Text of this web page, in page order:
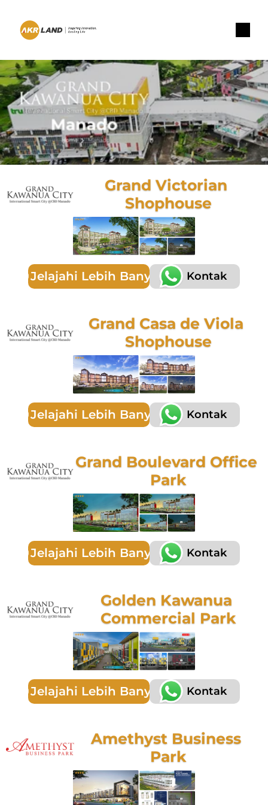
Grand Victorian
Shophouse
Jelajahi Lebih Banyak Kontak
Grand Casa de Viola
Shophouse
Jelajahi Lebih Banyak Kontak
Grand Boulevard Office
Park
Jelajahi Lebih Banyak Kontak
Golden Kawanua
Commercial Park
Jelajahi Lebih Banyak Kontak
Amethyst Business
Park